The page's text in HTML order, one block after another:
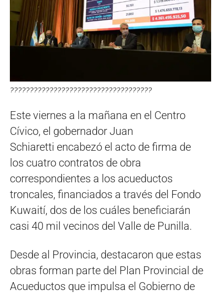
????????????????????????????????????
Este viernes a la mañana en el Centro
Cívico, el gobernador Juan
Schiaretti encabezó el acto de firma de
los cuatro contratos de obra
correspondientes a los acueductos
troncales, financiados a través del Fondo
Kuwaití, dos de los cuáles beneficiarán
casi 40 mil vecinos del Valle de Punilla.
Desde al Provincia, destacaron que estas
obras forman parte del Plan Provincial de
Acueductos que impulsa el Gobierno de